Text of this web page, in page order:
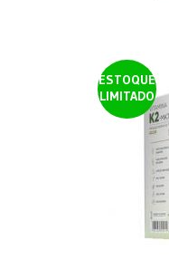
ESTOQUE
LIMITADO